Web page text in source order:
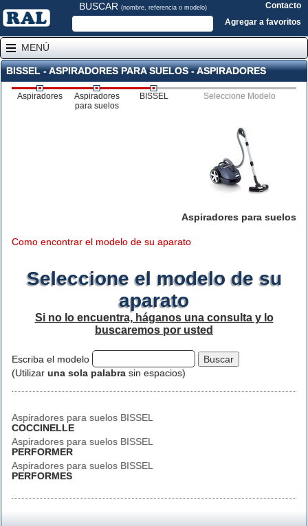
BUSCAR (nombre, referencia o modelo)
Contacto
Agregar a favoritos
MENÚ
BISSEL - ASPIRADORES PARA SUELOS - ASPIRADORES
Aspiradores
Aspiradores
para suelos
BISSEL Seleccione Modelo
Aspiradores para suelos
Como encontrar el modelo de su aparato
Seleccione el modelo de su
aparato
Si no lo encuentra, háganos una consulta y lo
buscaremos por usted
Escriba el modelo
(Utilizar una sola palabra sin espacios)
Aspiradores para suelos BISSEL
COCCINELLE
Aspiradores para suelos BISSEL
PERFORMER
Aspiradores para suelos BISSEL
PERFORMES